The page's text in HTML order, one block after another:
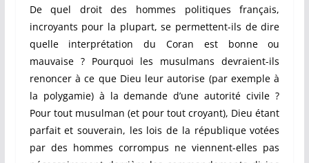
De quel droit des hommes politiques français,
incroyants pour la plupart, se permettent-ils de dire
quelle interprétation du Coran est bonne ou
mauvaise ? Pourquoi les musulmans devraient-ils
renoncer à ce que Dieu leur autorise (par exemple à
la polygamie) à la demande d’une autorité civile ?
Pour tout musulman (et pour tout croyant), Dieu étant
parfait et souverain, les lois de la république votées
par des hommes corrompus ne viennent-elles pas